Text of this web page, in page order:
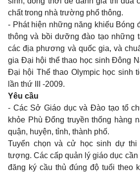
chất trong nhà trường phổ thông.
- Phát hiện những năng khiếu Bóng
thông và bồi dưỡng đào tạo những
các địa phương và quốc gia, và
gia Đại hội thể thao học sinh Đông
Đại hội Thể thao Olympic học sinh
lần thứ III -2009.
Yêu cầu
- Các Sở Giáo dục và Đào tạo tổ
khỏe Phù Đổng truyền thống hàng
quận, huyện, tỉnh, thành phố.
Tuyển chọn và cử học sinh dự thi
tượng. Các cấp quản lý giáo dục cần
đăng ký cầu thủ đúng độ tuổi theo